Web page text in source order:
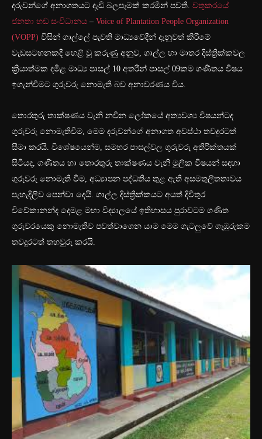
දරුවන්ගේ අනාගතයට දැඩි බලපෑමක් කරමින් පවතී. වතුකරයේ
ජනතා හඬ සංවිධානය – Voice of Plantation People Organization
(VOPP) විසින් ගාල්ලේ පැවති මාධ්‍යවේදීන් දැනුවත් කිරීමේ
වැඩසටහනකදී හෙළි වූ කරුණු අනුව, ගාල්ල හා මාතර දිස්ත්‍රික්කවල
ක්‍රියාත්මක දමිළ මාධ්‍ය පාසල් 10 අතරින් පාසල් 09කම ගණිතය විෂය
ඉගැන්වීමට ගුරුවරු නොමැති බව අනාවරණය විය.
තොරතුරු තාක්ෂණය වැනි නවීන ලෝකයේ අත්‍යවශ්‍ය විෂයන්ටද
ගුරුවරු නොමැතිවීම, මෙම දරුවන්ගේ අනාගත අවස්ථා තවදුරටත්
සීමා කරයි. විශේෂයෙන්ම, සමහර පාසල්වල ගුරුවරු අතිරික්තයක්
සිටියද, ගණිතය හා තොරතුරු තාක්ෂණය වැනි මූලික විෂයන් සඳහා
ගුරුවරු නොමැති වීම, අධ්‍යාපන පද්ධතිය තුළ ඇති අසමතුලිතතාවය
පැහැදිලිව පෙන්වා දෙයි. ගාල්ල දිස්ත්‍රික්කයට අයත් දිවිතුර
විවේකානන්ද දෙමළ මහා විද්‍යාලයේ ඉතිහාසය පුරාවටම ගණිත
ගුරුවරයෙකු නොමැතිව පවත්වාගෙන යාම මෙම ගැටලුවේ ගැඹුරුකම
තවදුරටත් තහවුරු කරයි.